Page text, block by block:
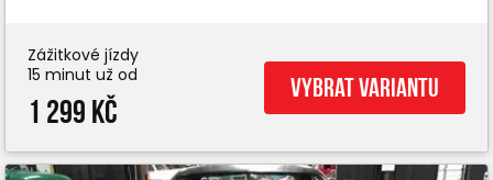
Zážitkové jízdy
15 minut už od
1 299 Kč
Vybrat variantu